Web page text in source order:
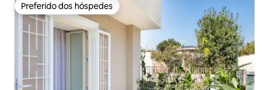
Preferido dos hóspedes
Preferido dos hóspedes